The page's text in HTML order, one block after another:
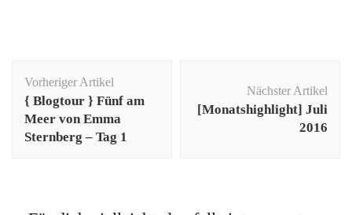
Vorheriger Artikel
{ Blogtour } Fünf am
Meer von Emma
Sternberg – Tag 1
Nächster Artikel
[Monatshighlight] Juli
2016